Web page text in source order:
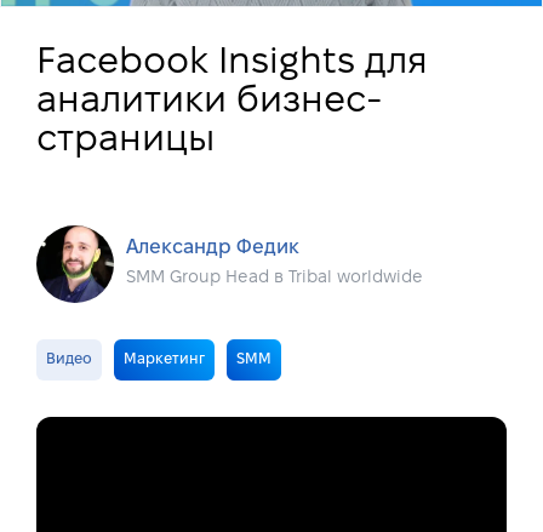
Facebook Insights для
аналитики бизнес-
страницы
Александр Федик
SMM Group Head в Tribal worldwide
Видео Маркетинг SMM